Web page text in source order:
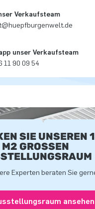
Verkaufsteam
unser Verkaufsteam
11 90 09 54
SIE UNSEREN
M2 GROSSEN A
Experten beraten Sie
ansehen